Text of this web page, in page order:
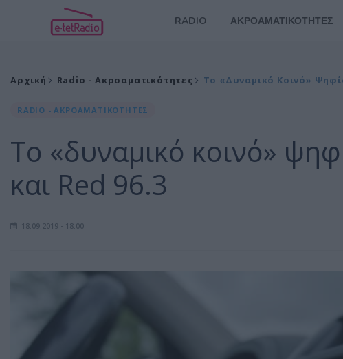
RADIO ΑΚΡΟΑΜΑΤΙΚΟΤΗΤΕΣ
Αρχική Radio - Ακροαματικότητες Το «δυναμικό Κοινό»
RADIO - ΑΚΡΟΑΜΑΤΙΚΟΤΗΤΕΣ
Το «δυναμικό κοινό»
και Red 96.3
18.09.2019 - 18:00